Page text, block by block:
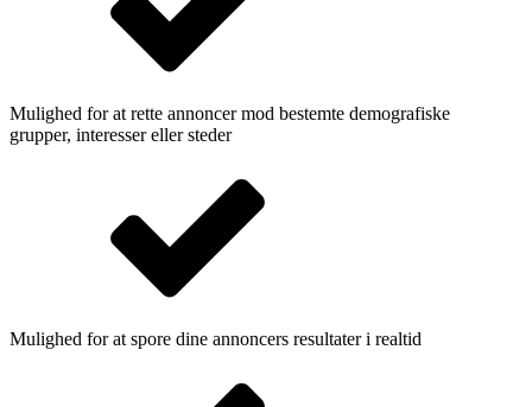
Mulighed for at rette annoncer mod bestemte demografiske
grupper, interesser eller steder
Mulighed for at spore dine annoncers resultater i realtid